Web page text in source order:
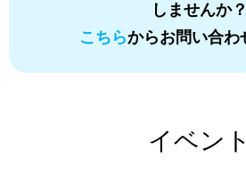
しませんか？
こちらからお問い合わ
イベント